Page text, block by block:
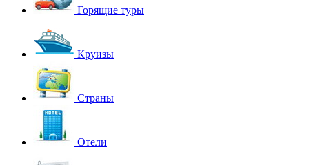
Горящие туры
Круизы
Страны
Отели